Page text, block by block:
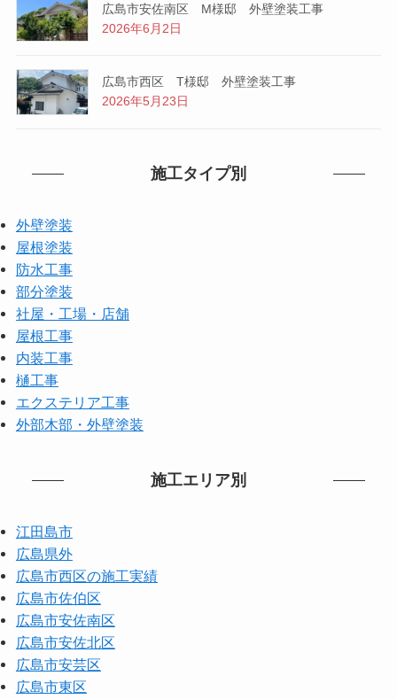
広島市安佐南区 M様邸 外壁塗装工事
2026年6月2日
広島市西区 T様邸 外壁塗装工事
2026年5月23日
施工タイプ別
外壁塗装
屋根塗装
防水工事
部分塗装
社屋・工場・店舗
屋根工事
内装工事
樋工事
エクステリア工事
外部木部・外壁塗装
施工エリア別
江田島市
広島県外
広島市西区の施工実績
広島市佐伯区
広島市安佐南区
広島市安佐北区
広島市安芸区
広島市東区